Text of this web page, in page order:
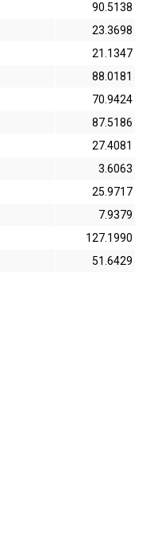
90.5138
23.3698
21.1347
88.0181
70.9424
87.5186
27.4081
3.6063
25.9717
7.9379
127.1990
51.6429